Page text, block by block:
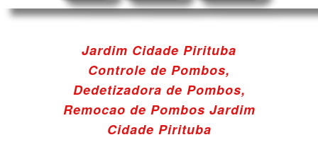
Jardim Cidade Pirituba
Controle de Pombos,
Dedetizadora de Pombos,
Remocao de Pombos Jardim
Cidade Pirituba